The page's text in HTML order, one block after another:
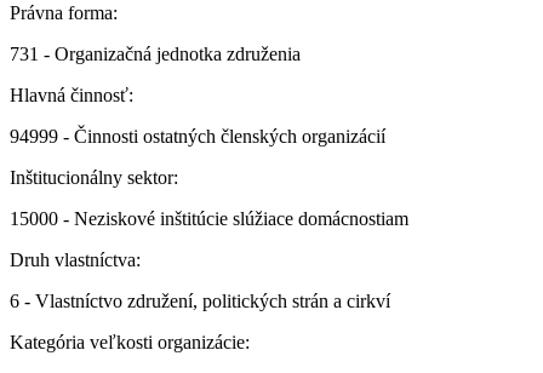
Právna forma:
731 - Organizačná jednotka združenia
Hlavná činnosť:
94999 - Činnosti ostatných členských organizácií
Inštitucionálny sektor:
15000 - Neziskové inštitúcie slúžiace domácnostiam
Druh vlastníctva:
6 - Vlastníctvo združení, politických strán a cirkví
Kategória veľkosti organizácie: